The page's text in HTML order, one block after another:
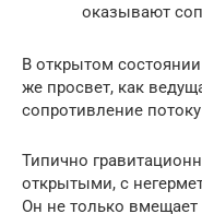
оказывают
В открытом
же просвет, как
сопротивление
Типично
открытыми, с
Он не только вмещает